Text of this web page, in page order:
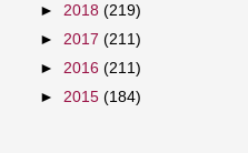
► 2018 (219)
► 2017 (211)
► 2016 (211)
► 2015 (184)